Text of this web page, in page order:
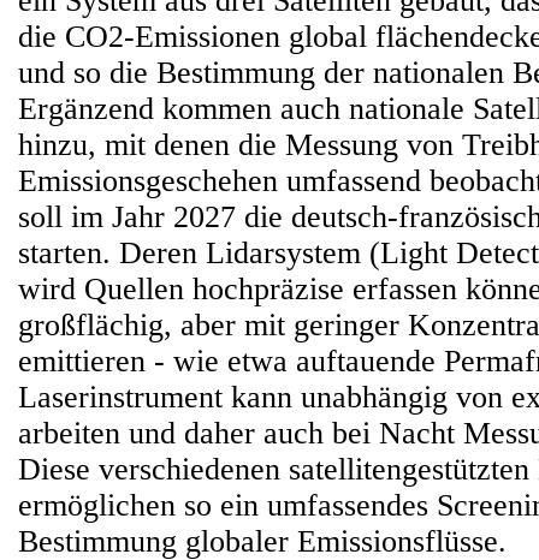
die CO2-Emissionen global
und so die Bestimmung der nationalen
Ergänzend kommen auch nationale
hinzu, mit denen die Messung von
Emissionsgeschehen umfassend
soll im Jahr 2027 die deutsch-
starten. Deren Lidarsystem (Light
wird Quellen hochpräzise erfassen
großflächig, aber mit geringer
emittieren - wie etwa auftauende
Laserinstrument kann unabhängig von
arbeiten und daher auch bei Nacht
Diese verschiedenen
ermöglichen so ein umfassendes
Bestimmung globaler Emissionsflüsse.